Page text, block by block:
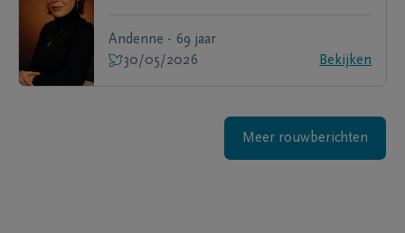
Andenne - 69 jaar
30/05/2026
Bekijken
Meer rouwberichten